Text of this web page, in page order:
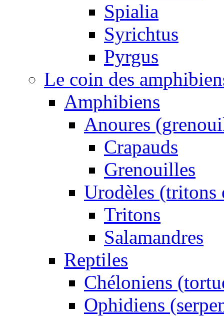
Spialia
Syrichtus
Pyrgus
Le coin des
Amphibiens
Anoures
Crapauds
Grenouilles
Urodèles (tritons
Tritons
Salamandres
Reptiles
Chéloniens
Ophidiens